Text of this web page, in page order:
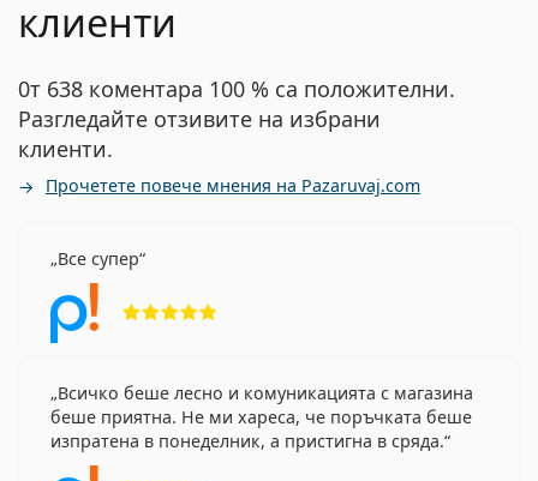
клиенти
0т 638 коментара 100 % са положителни.
Разгледайте отзивите на избрани
клиенти.
Прочетете повече мнения на Pazaruvaj.com
Все супер
Всичко беше лесно и комуникацията с магазина
беше приятна. Не ми хареса, че поръчката беше
изпратена в понеделник, а пристигна в сряда.